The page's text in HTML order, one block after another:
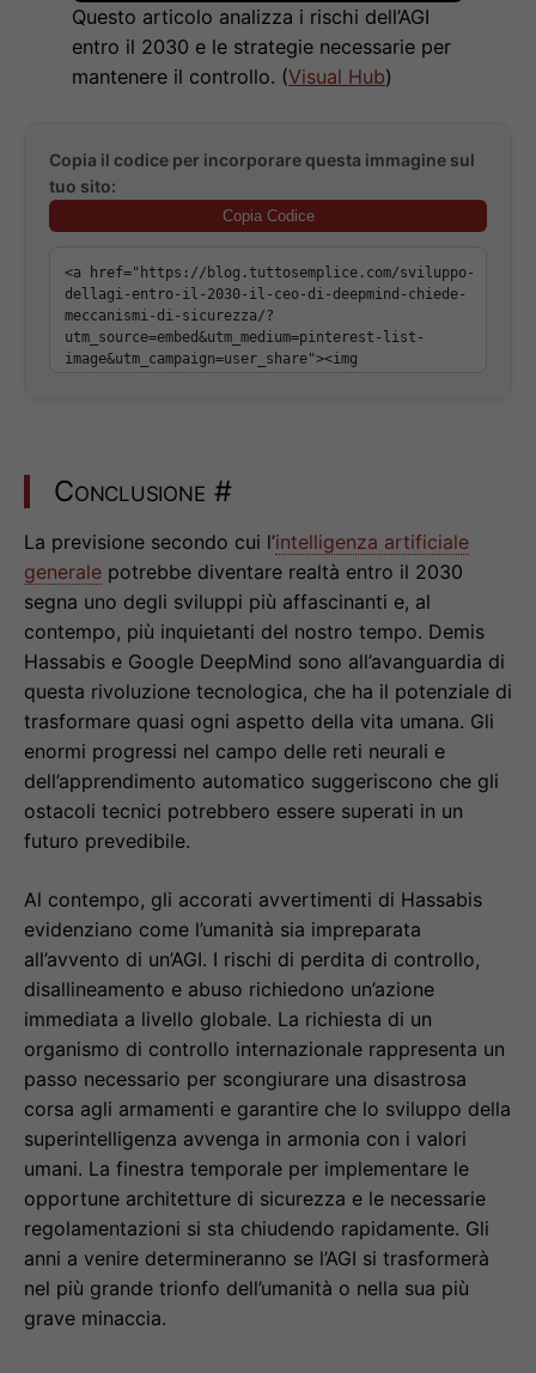
Questo articolo analizza i rischi dell’AGI
entro il 2030 e le strategie necessarie per
mantenere il controllo. (Visual Hub)
Copia il codice per incorporare questa immagine sul
tuo sito:
Copia Codice
Conclusione #
La previsione secondo cui l’intelligenza artificiale
generale potrebbe diventare realtà entro il 2030
segna uno degli sviluppi più affascinanti e, al
contempo, più inquietanti del nostro tempo. Demis
Hassabis e Google DeepMind sono all’avanguardia di
questa rivoluzione tecnologica, che ha il potenziale di
trasformare quasi ogni aspetto della vita umana. Gli
enormi progressi nel campo delle reti neurali e
dell’apprendimento automatico suggeriscono che gli
ostacoli tecnici potrebbero essere superati in un
futuro prevedibile.
Al contempo, gli accorati avvertimenti di Hassabis
evidenziano come l’umanità sia impreparata
all’avvento di un’AGI. I rischi di perdita di controllo,
disallineamento e abuso richiedono un’azione
immediata a livello globale. La richiesta di un
organismo di controllo internazionale rappresenta un
passo necessario per scongiurare una disastrosa
corsa agli armamenti e garantire che lo sviluppo della
superintelligenza avvenga in armonia con i valori
umani. La finestra temporale per implementare le
opportune architetture di sicurezza e le necessarie
regolamentazioni si sta chiudendo rapidamente. Gli
anni a venire determineranno se l’AGI si trasformerà
nel più grande trionfo dell’umanità o nella sua più
grave minaccia.